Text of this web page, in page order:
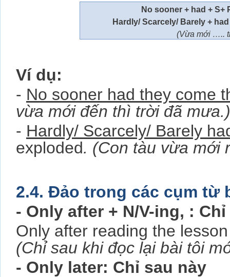
No sooner + had + S+
Hardly/ Scarcely/ Barely + had
(Vừa mới …..
Ví dụ:
- No sooner had they come
vừa mới đến thì trời đã mưa.)
- Hardly/ Scarcely/ Barely
exploded. (Con tàu vừa mới
2.4. Đảo trong các cụm từ
- Only after + N/V-ing, :
Only after reading the
(Chỉ sau khi đọc lại bài tôi
- Only later: Chỉ sau này